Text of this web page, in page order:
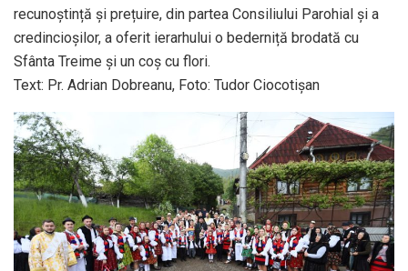
recunoștință și prețuire, din partea Consiliului Parohial și a
credincioșilor, a oferit ierarhului o bederniță brodată cu
Sfânta Treime și un coș cu flori.
Text: Pr. Adrian Dobreanu, Foto: Tudor Ciocotișan